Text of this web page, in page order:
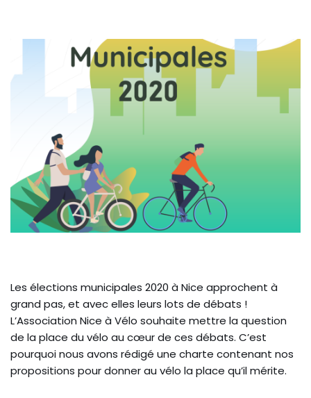
Les élections municipales 2020 à Nice approchent à
grand pas, et avec elles leurs lots de débats !
L’Association Nice à Vélo souhaite mettre la question
de la place du vélo au cœur de ces débats. C’est
pourquoi nous avons rédigé une charte contenant nos
propositions pour donner au vélo la place qu’il mérite.